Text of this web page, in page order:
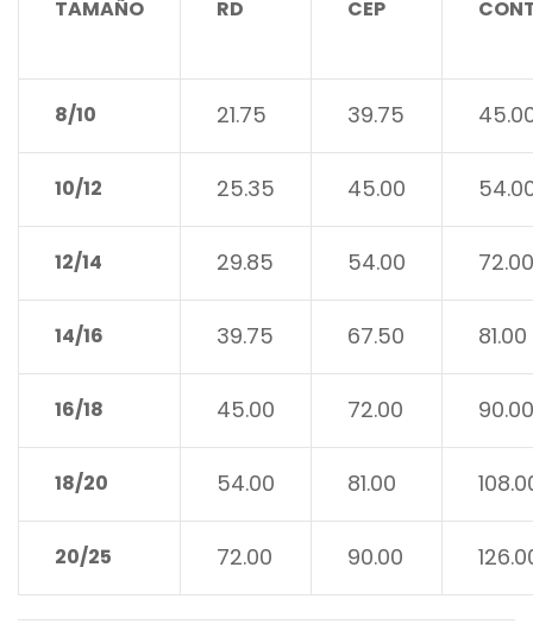
TAMAÑO RD CEP
8/10 21.75 39.75
10/12 25.35 45.00
12/14 29.85 54.00 72.00
14/16 39.75 67.50 81.00
16/18 45.00 72.00 90.00
18/20 54.00 81.00
20/25 72.00 90.00